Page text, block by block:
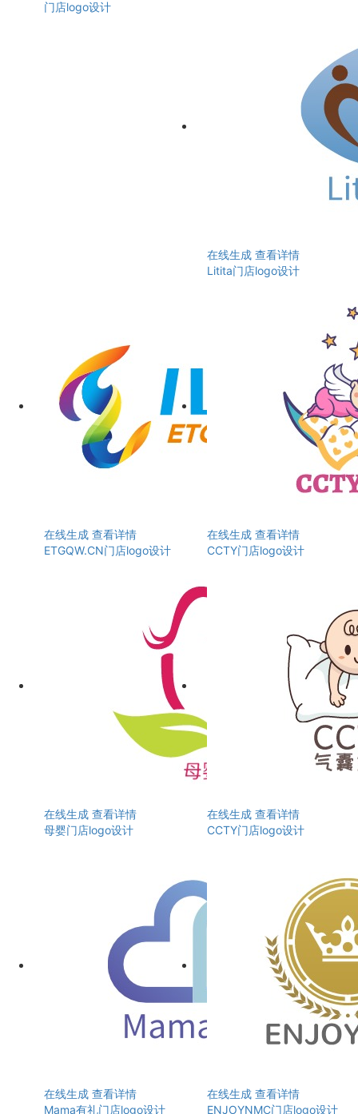
门店logo设计
在线生成 查看详情
Litita门店logo设计
在线生成 查看详情
ETGQW.CN门店logo设计
在线生成 查看详情
CCTY门店logo设计
在线生成 查看详情
母婴门店logo设计
在线生成 查看详情
CCTY门店logo设计
在线生成 查看详情
Mama有礼门店logo设计
在线生成 查看详情
ENJOYNMC门店logo设计